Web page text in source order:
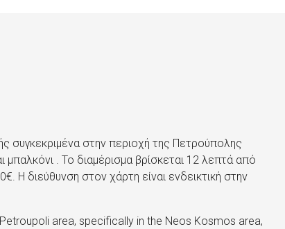
συγκεκριμένα στην περιοχή της Πετρούπολης
μπαλκόνι . Το διαμέρισμα βρίσκεται 12 λεπτά από
διεύθυνση στον χάρτη είναι ενδεικτική στην
area, specifically in the Neos Kosmos area,